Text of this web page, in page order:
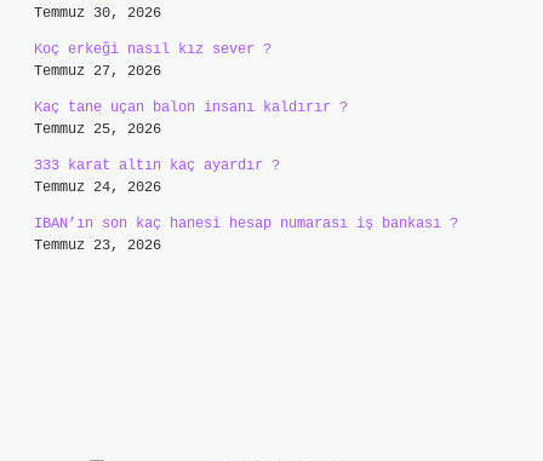
Temmuz 30, 2026
Koç erkeği nasıl kız sever ?
Temmuz 27, 2026
Kaç tane uçan balon insanı kaldırır ?
Temmuz 25, 2026
333 karat altın kaç ayardır ?
Temmuz 24, 2026
IBAN’ın son kaç hanesi hesap numarası iş bankası ?
Temmuz 23, 2026